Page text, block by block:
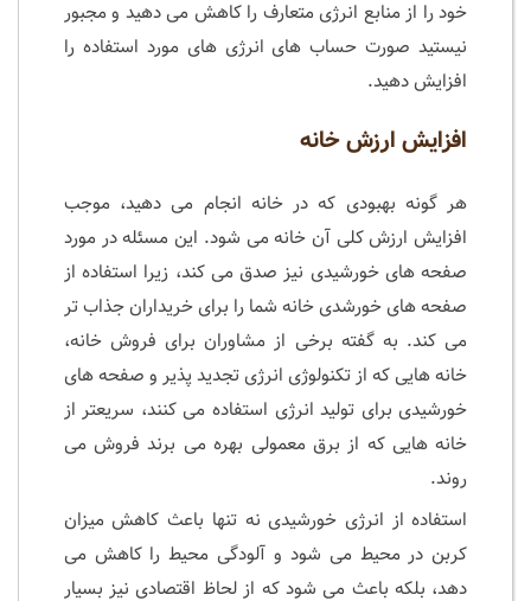
خود را از منابع انرژی متعارف را کاهش می دهید و مجبور
نیستید صورت حساب های انرژی های مورد استفاده را
افزایش دهید.
افزایش ارزش خانه
هر گونه بهبودی که در خانه انجام می دهید، موجب
افزایش ارزش کلی آن خانه می شود. این مسئله در مورد
صفحه های خورشیدی نیز صدق می کند، زیرا استفاده از
صفحه های خورشدی خانه شما را برای خریداران جذاب تر
می کند. به گفته برخی از مشاوران برای فروش خانه،
خانه هایی که از تکنولوژی انرژی تجدید پذیر و صفحه های
خورشیدی برای تولید انرژی استفاده می کنند، سریعتر از
خانه هایی که از برق معمولی بهره می برند فروش می
روند.
استفاده از انرژی خورشیدی نه تنها باعث کاهش میزان
کربن در محیط می شود و آلودگی محیط را کاهش می
دهد، بلکه باعث می شود که از لحاظ اقتصادی نیز بسیار